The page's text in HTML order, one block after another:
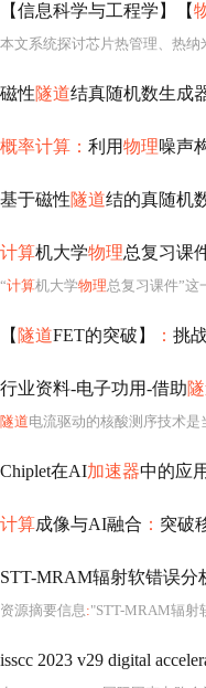
【信息科学与工程学】【
磁性隧道结真随机数生成
概率计算： 利用物理噪声
基于磁性隧道结的真随机
计算机大学物理总复习课
“计算机大学物理总复习课件”这
【 隧道FET的突破】 ： 挑
行业资料-电子功用-借助
隧道电流驱动的核酸测序技术是当前单分子生物电子学与纳米生
Chiplet在AI加速器中的应
计算成像与AI融合 ： 突破
STT-MRAM辐射软错误分
资源摘要信息:"STT-MRAM辐射
isscc 2023 v29 digital